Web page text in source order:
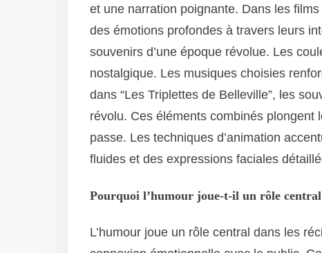
et une narration poignante. Dans les
des émotions profondes à travers leurs
souvenirs d’une époque révolue. Les
nostalgique. Les musiques choisies
dans “Les Triplettes de Belleville”, les
révolu. Ces éléments combinés
passe. Les techniques d’animation
fluides et des expressions faciales
Pourquoi l’humour joue-t-il un rôle central
L’humour joue un rôle central dans les